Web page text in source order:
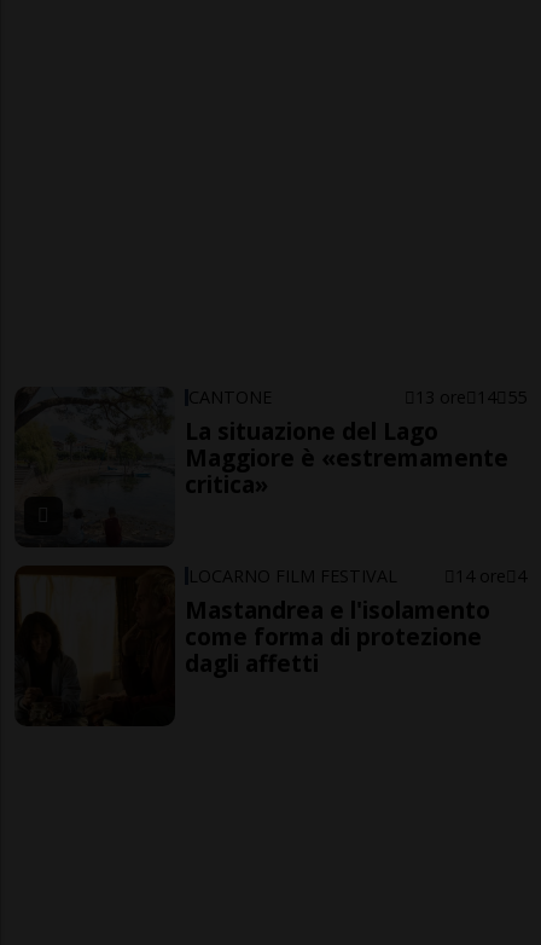
CANTONE 13 ore 14 55
La situazione del Lago
Maggiore è «estremamente
critica»
LOCARNO FILM FESTIVAL 14 ore 4
Mastandrea e l'isolamento
come forma di protezione
dagli affetti